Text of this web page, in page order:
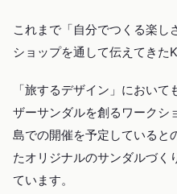
これまで「自分でつくる楽し
ショップを通して伝えてきた
「旅するデザイン」におい
ザーサンダルを創るワークシ
島での開催を予定していると
たオリジナルのサンダルづく
ています。